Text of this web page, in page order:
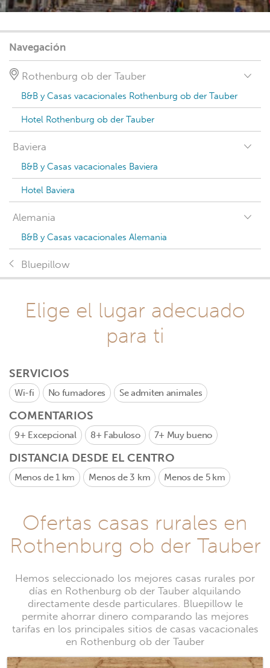
Navegación
Rothenburg ob der Tauber
B&B y Casas vacacionales Rothenburg ob der Tauber
Hotel Rothenburg ob der Tauber
Baviera
B&B y Casas vacacionales Baviera
Hotel Baviera
Alemania
B&B y Casas vacacionales Alemania
Bluepillow
Elige el lugar adecuado
para ti
SERVICIOS
Wi-fi No fumadores Se admiten animales
COMENTARIOS
9+ Excepcional 8+ Fabuloso 7+ Muy bueno
DISTANCIA DESDE EL CENTRO
Menos de 1 km Menos de 3 km Menos de 5 km
Ofertas casas rurales en
Rothenburg ob der Tauber
Hemos seleccionado los mejores casas rurales por
días en Rothenburg ob der Tauber alquilando
directamente desde particulares. Bluepillow le
permite ahorrar dinero comparando las mejores
tarifas en los principales sitios de casas vacacionales
en Rothenburg ob der Tauber